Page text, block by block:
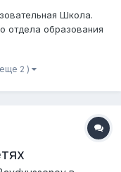
Школа.
отдела образования
обязан
от его
2 )